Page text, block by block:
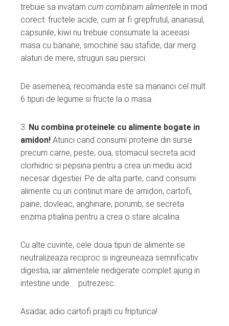
trebuie sa invatam cum combinam alimentele in mod
corect: fructele acide, cum ar fi grepfrutul, ananasul,
capsunile, kiwi nu trebuie consumate la aceeasi
masa cu banane, smochine sau stafide, dar merg
alaturi de mere, struguri sau piersici.
De asemenea, recomanda este sa mananci cel mult
6 tipuri de legume si fructe la o masa.
3. Nu combina proteinele cu alimente bogate in
amidon! Atunci cand consumi proteine din surse
precum carne, peste, oua, stomacul secreta acid
clorhidric si pepsina pentru a crea un mediu acid
necesar digestiei. Pe de alta parte, cand consumi
alimente cu un continut mare de amidon, cartofi,
paine, dovleac, anghinare, porumb, se secreta
enzima ptialina pentru a crea o stare alcalina.
Cu alte cuvinte, cele doua tipuri de alimente se
neutralizeaza reciproc si ingreuneaza semnificativ
digestia, iar alimentele nedigerate complet ajung in
intestine unde… putrezesc.
Asadar, adio cartofi prajiti cu fripturica!